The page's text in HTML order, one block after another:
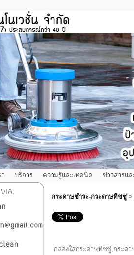
า บริการ ความรู้และเทคนิค ข่าวสารแ
กระดาษชำระ-กระดาษทิชชู่
กล่องใส่กระดาษทิชชู่,กระดา